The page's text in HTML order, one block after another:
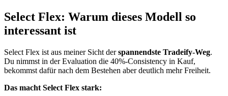
Select Flex: Warum dieses Modell so
interessant ist
Select Flex ist aus meiner Sicht derspannendste Tradeify-Weg.
Du nimmst in der Evaluation die 40%-Consistency in Kauf,
bekommst dafür nach dem Bestehen aber deutlich mehr Freiheit.
Das macht Select Flex stark: